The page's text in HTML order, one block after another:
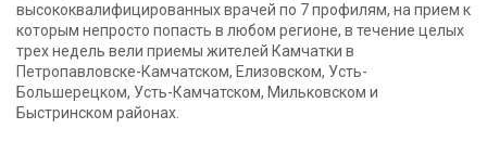
высококвалифицированных врачей по 7 профилям, на прием к
которым непросто попасть в любом регионе, в течение целых
трех недель вели приемы жителей Камчатки в
Петропавловске-Камчатском, Елизовском, Усть-
Большерецком, Усть-Камчатском, Мильковском и
Быстринском районах.